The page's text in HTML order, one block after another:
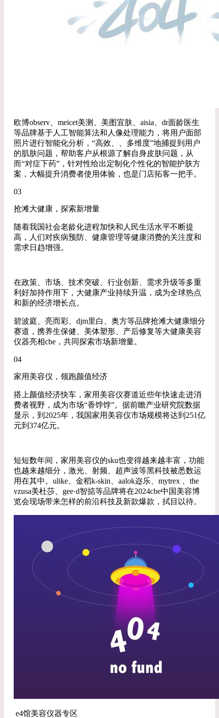
欧博observ、meicet美测、美图宜肤、aisia、dr面龄医生
等品牌基于人工智能算法和人像处理能力，将用户面部
照片进行智能化分析，“高效、、多维度”地捕捉到用户
的肌肤问题，帮助客户从根源了解自身皮肤问题，从
而“对症下药”，针对性给出定制化个性化的智能护肤方
案，大幅提升消费者使用体验，也是门店拓客一把手。
03
抢滩大健康，探索新增量
随着我国社会老龄化进程加快和人民生活水平不断提
高，人们对疾病预防、健康管理等健康消费的关注度和
需求日趋增强。
在政策、市场、技术突破、行业创新、需求升级等多重
利好加持作用下，大健康产业持续升温，成为全球热点
和新的经济增长点。
碧波庭、亮而彩、djm里白、奥方等品牌抢滩大健康细分
赛道，携养生保健、美体塑形、产后修复等大健康美容
仪器亮相cbe，共同探索市场新增量。
04
家用美容仪，领跑颜值经济
搭上颜值经济快车，家用美容仪赛道近些年快速走进消
费者视野，成为市场“香饽饽”。据前瞻产业研究院数据
显示，到2025年，我国家用美容仪市场规模将达到251亿
元到374亿元。
短短数年间，家用美容仪的sku也变得越来越丰富，功能
也越来越细分，激光、射频、超声波等黑科技被悉数运
用在其中。ulike、金稻k-skin、aalok迩乐、mytrex 、the
vzusa美杜莎、gee·d智掂等品牌将在2024cbe中国美容博
览会现场带来怎样的前沿科技及新款爆款，拭目以待。
e4馆美容仪器专区